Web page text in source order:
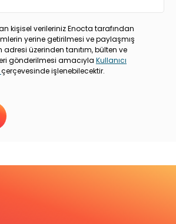
kişisel verileriniz Enocta tarafından
yerine getirilmesi ve paylaşmış
üzerinden tanıtım, bülten ve
gönderilmesi amacıyla Kullanıcı
çerçevesinde işlenebilecektir.